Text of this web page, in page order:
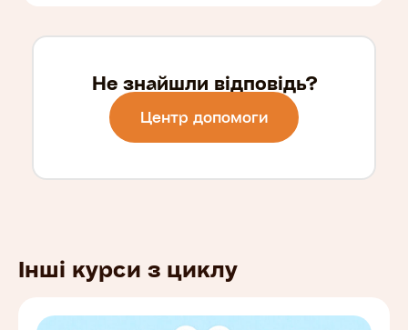
Не знайшли відповідь?
Центр допомоги
Інші курси з циклу